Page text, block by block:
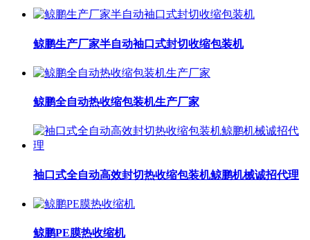
鲸鹏生产厂家半自动袖口式封切收缩包装机
鲸鹏全自动热收缩包装机生产厂家
袖口式全自动高效封切热收缩包装机鲸鹏机械诚招代理
鲸鹏PE膜热收缩机